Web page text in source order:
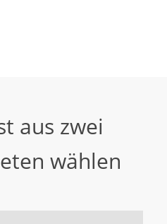
aus zwei
wählen